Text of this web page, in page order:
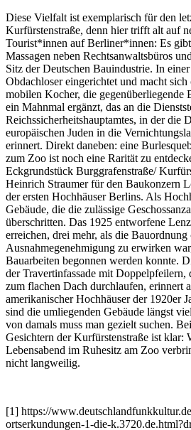
Diese Vielfalt ist exemplarisch für den
Kurfürstenstraße, denn hier trifft alt auf
Tourist*innen auf Berliner*innen: Es
Massagen neben Rechtsanwaltsbüros
Sitz der Deutschen Bauindustrie. In
Obdachloser eingerichtet und macht sich
mobilen Kocher, die gegenüberliegende
ein Mahnmal ergänzt, das an die
Reichssicherheitshauptamtes, in der die
europäischen Juden in die
erinnert. Direkt daneben: eine
zum Zoo ist noch eine Rarität zu
Eckgrundstück Burggrafenstraße/
Heinrich Straumer für den Baukonzern
der ersten Hochhäuser Berlins. Als
Gebäude, die die zulässige
überschritten. Das 1925 entworfene
erreichen, drei mehr, als die Bauordnung
Ausnahmegenehmigung zu erwirken
Bauarbeiten begonnen werden konnte.
der Travertinfassade mit Doppelpfeilern,
zum flachen Dach durchlaufen, erinnert
amerikanischer Hochhäuser der 1920er
sind die umliegenden Gebäude längst
von damals muss man gezielt suchen.
Gesichtern der Kurfürstenstraße ist klar:
Lebensabend im Ruhesitz am Zoo
nicht langweilig.
[1] https://
ortserkundungen-1-die-